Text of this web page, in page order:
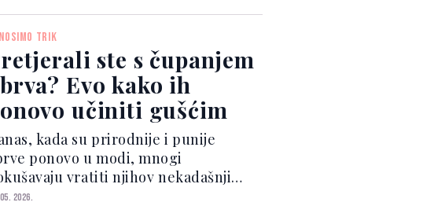
i renomiranih
brendova.
TRIK
ste s čupanjem
Evo kako ih
učiniti gušćim
kada su prirodnije i punije
ponovo u modi, mnogi
vratiti njihov nekadašnji
Stručnjaci ističu da je za
2026.